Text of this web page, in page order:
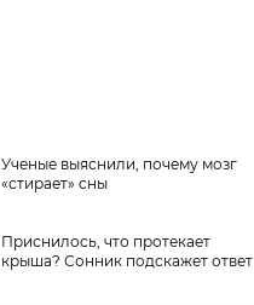
Ученые выяснили, почему мозг
«стирает» сны
Приснилось, что протекает
крыша? Сонник подскажет ответ